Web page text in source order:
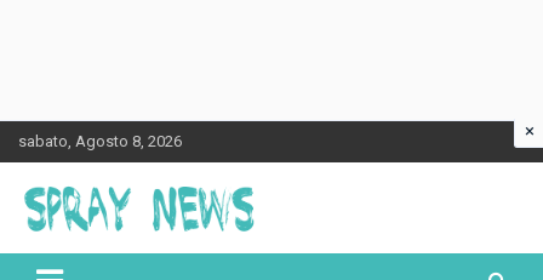
to
content
sabato, Agosto 8, 2026
Spraynews.it
×